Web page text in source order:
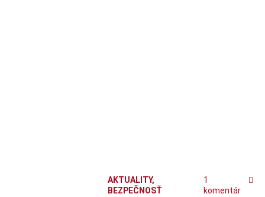
AKTUALITY,
BEZPEČNOSŤ
1
komentár